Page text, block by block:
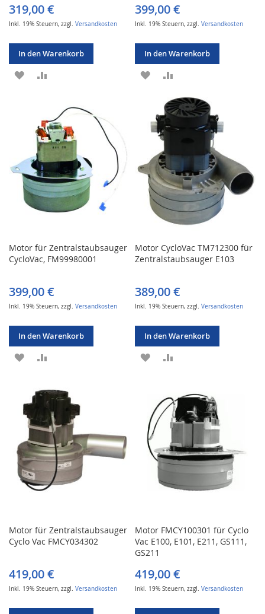
319,00 €
Inkl. 19% Steuern, zzgl. Versandkosten
In den Warenkorb
ZUR
HINZUFÜGENHINZUFÜGEN
399,00 €
Inkl. 19% Steuern,zzgl.Versandkosten
In den Warenkorb
ZUR
HINZUFÜGEN
HINZUFÜGEN
Motor für Zentralstaubsauger
CycloVac, FM99980001
399,00 €
Inkl. 19% Steuern, zzgl. Versandkosten
In den Warenkorb
ZUR
HINZUFÜGEN
HINZUFÜGEN
Motor CycloVac TM712300 für
Zentralstaubsauger E103
389,00 €
Inkl. 19% Steuern,zzgl.Versandkosten
In den Warenkorb
ZUR
HINZUFÜGEN
HINZUFÜGEN
Motor für Zentralstaubsauger
Cyclo Vac FMCY034302
419,00 €
Inkl. 19% Steuern, zzgl. Versandkosten
Motor FMCY100301 für Cyclo
Vac E100, E101, E211, GS111,
GS211
419,00 €
Inkl. 19% Steuern,zzgl.Versandkosten